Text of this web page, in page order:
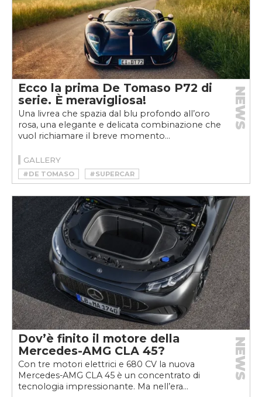
Ecco la prima De Tomaso P72 di
serie. È meravigliosa!
Una livrea che spazia dal blu profondo all’oro
rosa, una elegante e delicata combinazione che
vuol richiamare il breve momento...
NEWS
GALLERY
#DE TOMASO #SUPERCAR
Dov’è finito il motore della
Mercedes-AMG CLA 45?
Con tre motori elettrici e 680 CV la nuova
Mercedes-AMG CLA 45 è un concentrato di
tecnologia impressionante. Ma nell’era...
NEWS